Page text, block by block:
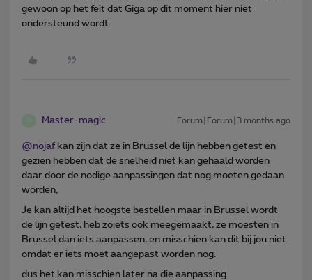
gewoon op het feit dat Giga op dit moment hier niet
ondersteund wordt.
Master-magic Forum|Forum|3 months ago
@nojafkan zijn dat ze in Brussel de lijn hebben getest en
gezien hebben dat de snelheid niet kan gehaald worden
daar door de nodige aanpassingen dat nog moeten gedaan
worden,
Je kan altijd het hoogste bestellen maar in Brussel wordt
de lijn getest, heb zoiets ook meegemaakt, ze moesten in
Brussel dan iets aanpassen, en misschien kan dit bij jou niet
omdat er iets moet aangepast worden nog.
dus het kan misschien later na die aanpassing.